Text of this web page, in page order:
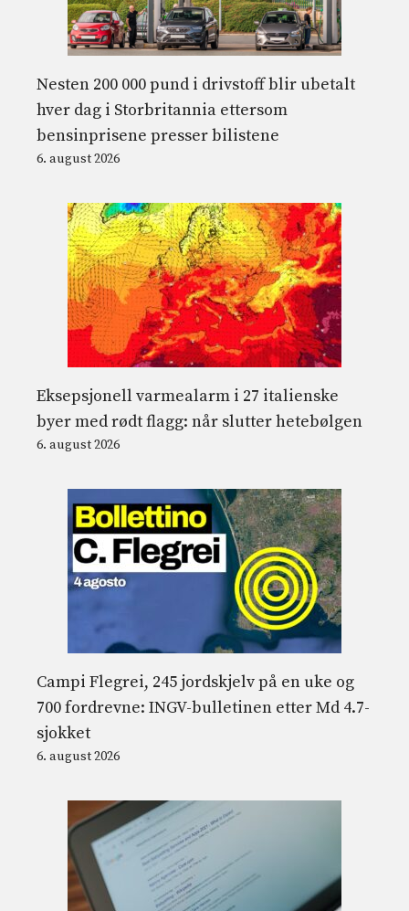
Nesten 200 000 pund i drivstoff blir ubetalt
hver dag i Storbritannia ettersom
bensinprisene presser bilistene
6. august 2026
Eksepsjonell varmealarm i 27 italienske
byer med rødt flagg: når slutter hetebølgen
6. august 2026
Campi Flegrei, 245 jordskjelv på en uke og
700 fordrevne: INGV-bulletinen etter Md 4.7-
sjokket
6. august 2026